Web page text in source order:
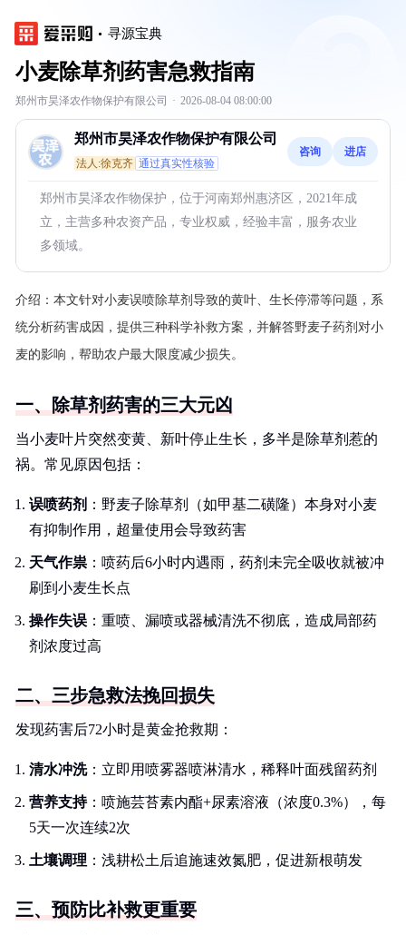
寻源宝典
小麦除草剂药害急救指南
郑州市昊泽农作物保护有限公司 · 2026-08-04 08:00:00
郑州市昊泽农作物保护有限公司
法人:徐克齐 通过真实性核验
咨询 进店
郑州市昊泽农作物保护，位于河南郑州惠济区，2021年成
立，主营多种农资产品，专业权威，经验丰富，服务农业
多领域。
介绍： 本文针对小麦误喷除草剂导致的黄叶、生长停滞等问题，系
统分析药害成因，提供三种科学补救方案，并解答野麦子药剂对小
麦的影响，帮助农户最大限度减少损失。
一、除草剂药害的三大元凶
当小麦叶片突然变黄、新叶停止生长，多半是除草剂惹的
祸。常见原因包括：
误喷药剂 ：野麦子除草剂（如甲基二磺隆）本身对小麦
有抑制作用，超量使用会导致药害
天气作祟 ：喷药后6小时内遇雨，药剂未完全吸收就被冲
刷到小麦生长点
操作失误 ：重喷、漏喷或器械清洗不彻底，造成局部药
剂浓度过高
二、三步急救法挽回损失
发现药害后72小时是黄金抢救期：
清水冲洗：立即用喷雾器喷淋清水，稀释叶面残留药剂
营养支持：喷施芸苔素内酯+尿素溶液（浓度0.3%），每
5天一次连续2次
土壤调理 ：浅耕松土后追施速效氮肥，促进新根萌发
三、预防比补救更重要